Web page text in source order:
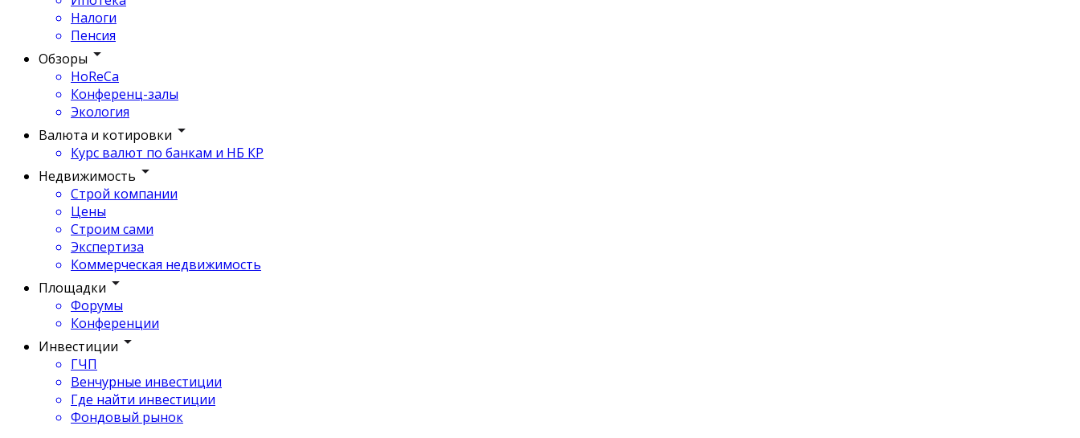
Налоги
Пенсия
Обзоры
HoReCa
Конференц-залы
Экология
Валюта и котировки
Курс валют по банкам и НБ КР
Недвижимость
Строй компании
Цены
Строим сами
Экспертиза
Коммерческая недвижимость
Площадки
Форумы
Конференции
Инвестиции
ГЧП
Венчурные инвестиции
Где найти инвестиции
Фондовый рынок